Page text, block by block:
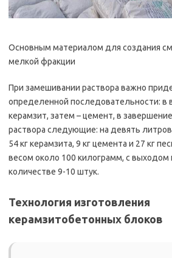
Основным материалом для создания
мелкой фракции
При замешивании раствора важно
определенной последовательности: в
керамзит, затем – цемент, в
раствора следующие: на девять
54 кг керамзита, 9 кг цемента и 27 кг
весом около 100 килограмм, с выходом
количестве 9-10 штук.
Технология изготовления
керамзитобетонных блоков